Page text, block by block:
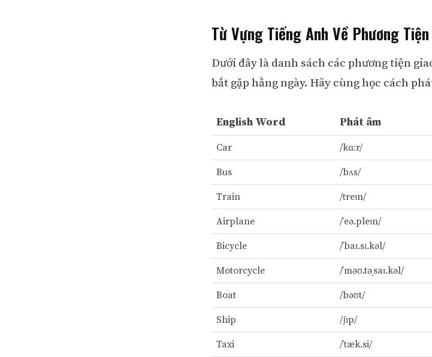
Từ Vựng Tiếng Anh Về Phương
Dưới đây là danh sách các phương tiện
bắt gặp hằng ngày. Hãy cùng học cách
English Word Phát âm
Car /kɑːr/
Bus /bʌs/
Train /treɪn/
Airplane /ˈeə.pleɪn/
Bicycle /ˈbaɪ.sɪ.kəl/
Motorcycle /ˈməʊ.təˌsaɪ.kəl/
Boat /bəʊt/
Ship /ʃɪp/
Taxi /ˈtæk.si/